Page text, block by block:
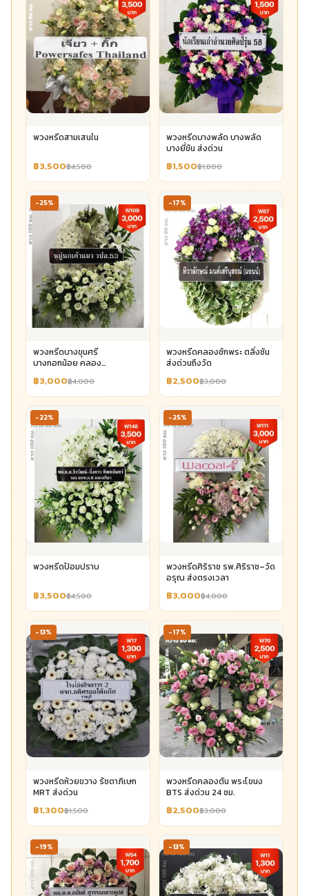
พวงหรีดสามเสนใน
฿3,500฿4,500
พวงหรีดบางพลัด บางพลัด
บางยี่ขัน ส่งด่วน
฿1,500฿1,800
-25%
พวงหรีดบางขุนศรี
บางกอกน้อย คลอง
฿3,000฿4,000
-17%
พวงหรีดคลองชักพระ ตลิ่งชัน
ส่งด่วนถึงวัด
฿2,500฿3,000
-22%
พวงหรีดป้อมปราบ
฿3,500฿4,500
-25%
พวงหรีดศิริราช รพ.ศิริราช–วัด
อรุณ ส่งตรงเวลา
฿3,000฿4,000
-13%
พวงหรีดห้วยขวาง รัชดาภิเษก
MRT ส่งด่วน
฿1,300฿1,500
-17%
พวงหรีดคลองตัน พระโขนง
BTS ส่งด่วน 24 ชม.
฿2,500฿3,000
-19% -13%